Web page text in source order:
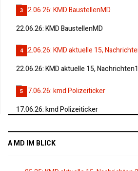
3
22.06.26: KMD BaustellenMD
4
22.06.26: KMD aktuelle 15, Nachrichten1
5
17.06.26: kmd Polizeiticker
A MD IM BLICK